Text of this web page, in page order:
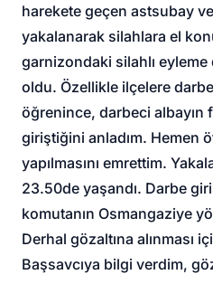
harekete geçen astsubay
yakalanarak silahlara el
garnizondaki silahlı
oldu. Özellikle ilçelere
öğrenince, darbeci albayın
giriştiğini anladım. Hemen
yapılmasını emrettim.
23.50de yaşandı. Darbe
komutanın Osmangaziye
Derhal gözaltına alınması
Başsavcıya bilgi verdim,